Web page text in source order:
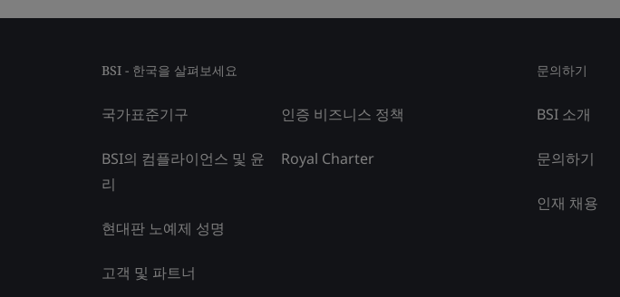
BSI - 한국을 살펴보세요
국가표준기구
BSI의 컴플라이언스 및 윤
리
현대판 노예제 성명
고객 및 파트너
인증 비즈니스 정책
Royal Charter
문의하기
BSI 소개
문의하기
인재 채용